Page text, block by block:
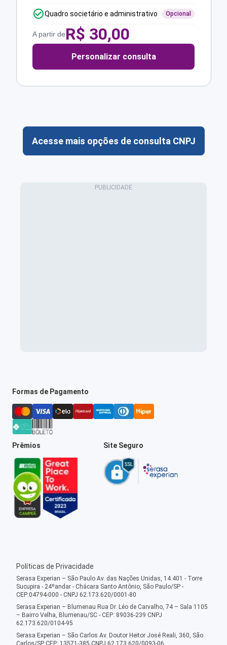
Quadro societário e administrativo Opcional
A partir deR$ 30,00
Personalizar consulta
Acesse mais opções de consulta CNPJ
Formas de Pagamento
Prêmios Site Seguro
Políticas de Privacidade
Serasa Experian – São Paulo Av. das Nações Unidas, 14.401 - Torre
Sucupira - 24ºandar - Chácara Santo Antônio, São Paulo/SP -
CEP:04794-000 - CNPJ 62.173.620/0001-80
Serasa Experian – Blumenau Rua Dr. Léo de Carvalho, 74 – Sala 1105
– Bairro Velha, Blumenau/SC - CEP: 89036-239 CNPJ
62.173.620/0104-95
Serasa Experian – São Carlos Av. Doutor Heitor José Reali, 360, São
Carlos/SP CEP: 13571-385 CNPJ 62.173.620/0093-06